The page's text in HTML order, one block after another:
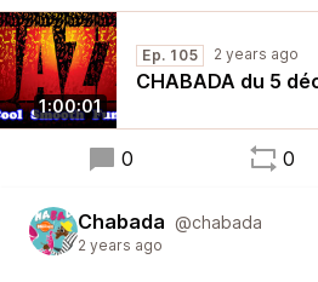
1:00:01
Ep. 105 2 years ago
CHABADA du 5
0 0
Chabada @chabada
2 years ago